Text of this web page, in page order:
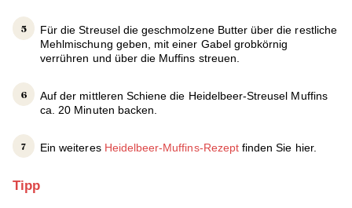
Für die Streusel die geschmolzene Butter über die restliche
Mehlmischung geben, mit einer Gabel grobkörnig
verrühren und über die Muffins streuen.
Auf der mittleren Schiene die Heidelbeer-Streusel Muffins
ca. 20 Minuten backen.
Ein weiteres Heidelbeer-Muffins-Rezeptfinden Sie hier.
Tipp